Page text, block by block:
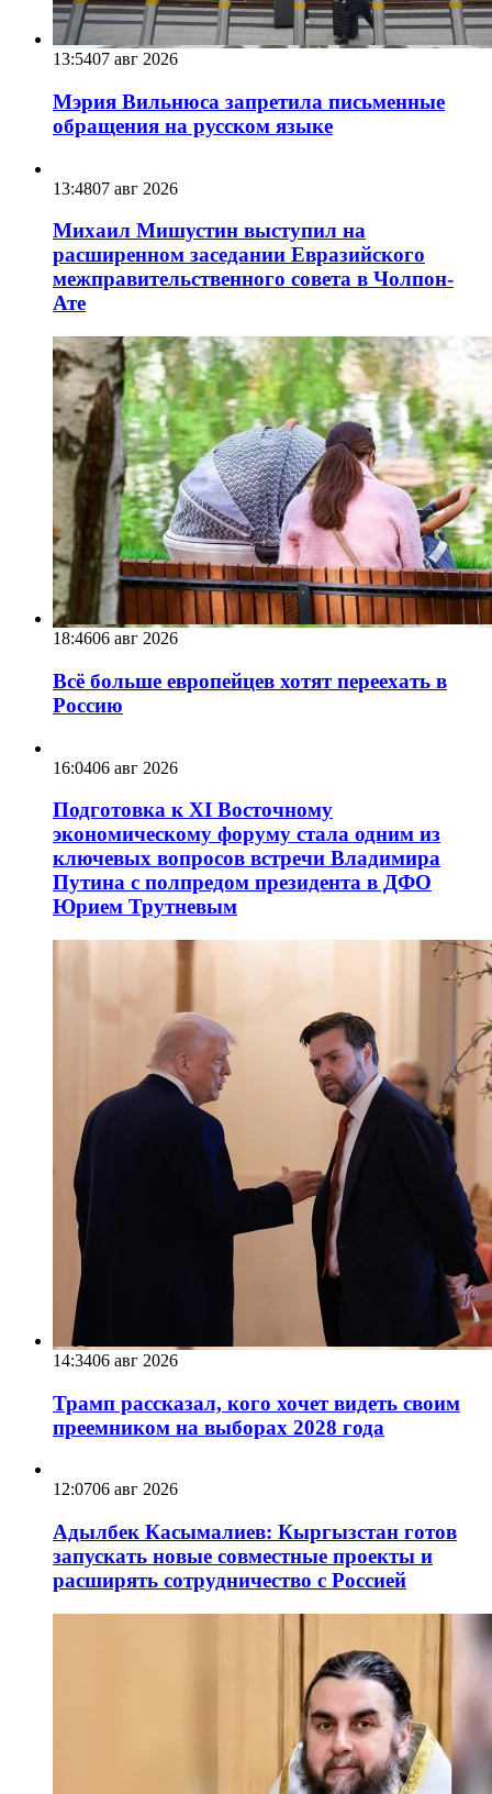
13:5407 авг 2026
Мэрия Вильнюса запретила письменные
обращения на русском языке
13:4807 авг 2026
Михаил Мишустин выступил на
расширенном заседании Евразийского
межправительственного совета в Чолпон-
Ате
18:4606 авг 2026
Всё больше европейцев хотят переехать в
Россию
16:0406 авг 2026
Подготовка к XI Восточному
экономическому форуму стала одним из
ключевых вопросов встречи Владимира
Путина с полпредом президента в ДФО
Юрием Трутневым
14:3406 авг 2026
Трамп рассказал, кого хочет видеть своим
преемником на выборах 2028 года
12:0706 авг 2026
Адылбек Касымалиев: Кыргызстан готов
запускать новые совместные проекты и
расширять сотрудничество с Россией